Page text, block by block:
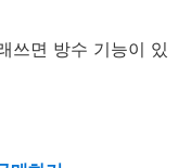
쓰면 방수 기능이 있